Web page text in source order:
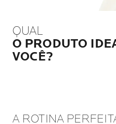
QUAL
O PRODUTO
VOCÊ?
A ROTINA